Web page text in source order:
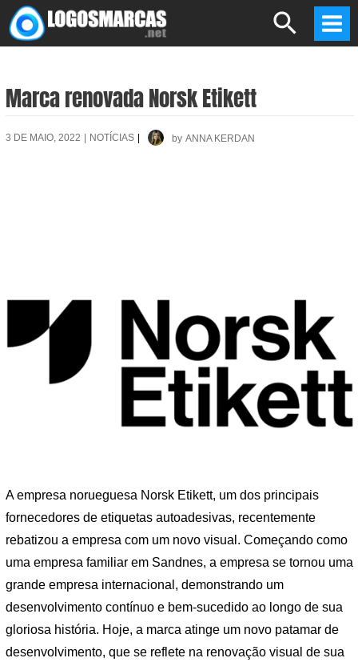
Skip
to
Search
Marca renovada Norsk Etikett
3 DE MAIO, 2022 NOTÍCIAS by ANNA KERDAN
A empresa norueguesa Norsk Etikett, um dos principais
fornecedores de etiquetas autoadesivas, recentemente
rebatizou a empresa com um novo visual. Começando como
uma empresa familiar em Sandnes, a empresa se tornou uma
grande empresa internacional, demonstrando um
desenvolvimento contínuo e bem-sucedido ao longo de sua
gloriosa história. Hoje, a marca atinge um novo patamar de
desenvolvimento, que se reflete na renovação visual de sua